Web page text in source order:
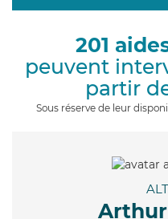
201
peuvent
partir
Sous réserve de leur
Arthur